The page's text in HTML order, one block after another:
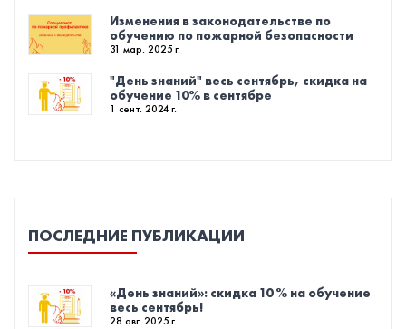
Изменения в законодательстве по
обучению по пожарной безопасности
31 мар. 2025 г.
"День знаний" весь сентябрь, скидка на
обучение 10% в сентябре
1 сент. 2024 г.
ПОСЛЕДНИЕ ПУБЛИКАЦИИ
«День знаний»: скидка 10 % на обучение
весь сентябрь!
28 авг. 2025 г.